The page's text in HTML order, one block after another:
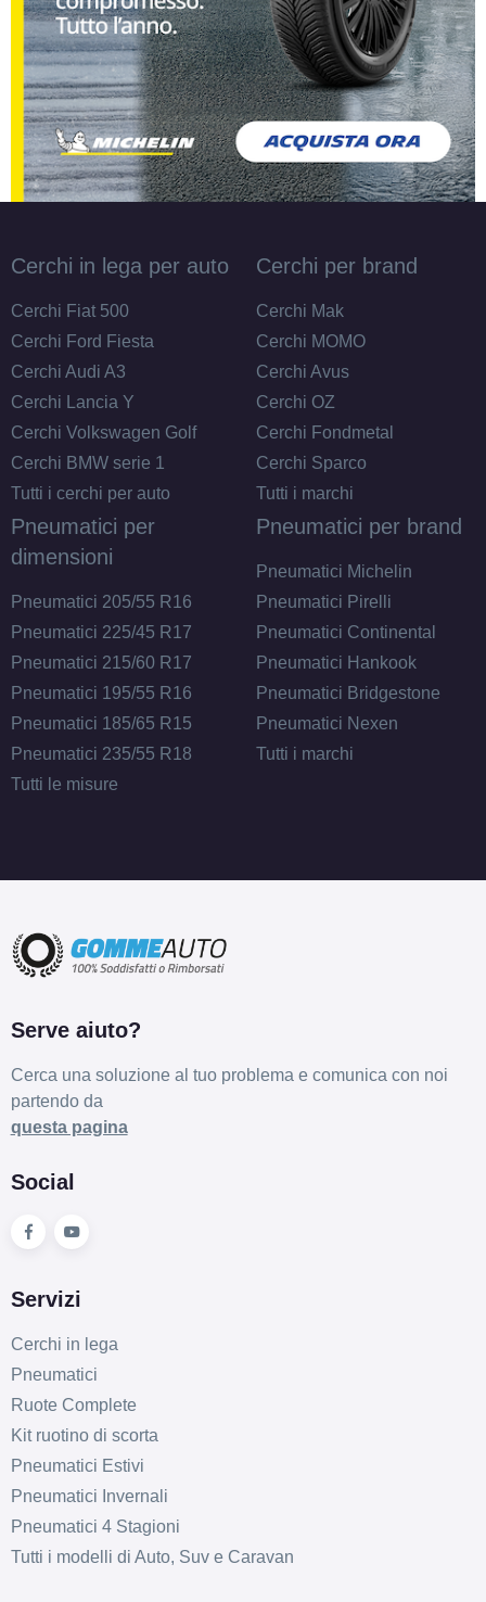
Cerchi in lega per auto
Cerchi Fiat 500
Cerchi Ford Fiesta
Cerchi Audi A3
Cerchi Lancia Y
Cerchi Volkswagen Golf
Cerchi BMW serie 1
Tutti i cerchi per auto
Cerchi per brand
Cerchi Mak
Cerchi MOMO
Cerchi Avus
Cerchi OZ
Cerchi Fondmetal
Cerchi Sparco
Tutti i marchi
Pneumatici per
dimensioni
Pneumatici 205/55 R16
Pneumatici 225/45 R17
Pneumatici 215/60 R17
Pneumatici 195/55 R16
Pneumatici 185/65 R15
Pneumatici 235/55 R18
Tutti le misure
Pneumatici per brand
Pneumatici Michelin
Pneumatici Pirelli
Pneumatici Continental
Pneumatici Hankook
Pneumatici Bridgestone
Pneumatici Nexen
Tutti i marchi
Serve aiuto?
Cerca una soluzione al tuo problema e comunica con noi
partendo da
questa pagina
Social
Servizi
Cerchi in lega
Pneumatici
Ruote Complete
Kit ruotino di scorta
Pneumatici Estivi
Pneumatici Invernali
Pneumatici 4 Stagioni
Tutti i modelli di Auto, Suv e Caravan